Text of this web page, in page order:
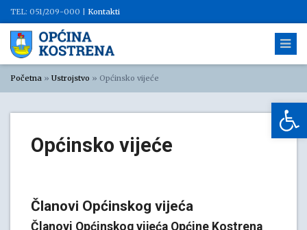
TEL: 051/209-000 | Kontakti
Početna » Ustrojstvo » Općinsko vijeće
Općinsko vijeće
Članovi Općinskog vijeća
Članovi Općinskog vijeća Općine Kostrena